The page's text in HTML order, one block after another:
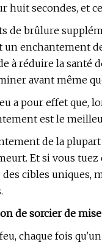
huit secondes, et
de brûlure
un enchantement
à réduire la santé
avant même
a pour effet que,
est le
de la
Et si vous
cibles uniques,
de sorcier de
chaque fois